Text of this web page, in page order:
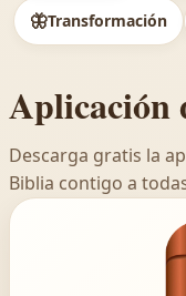
🦋Transformación
Aplicación
Descarga gratis la
Biblia contigo a